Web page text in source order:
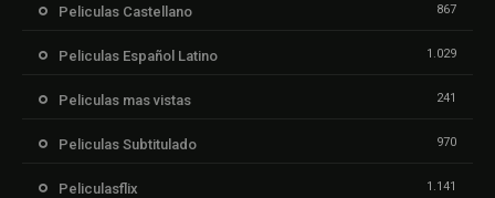
Peliculas Castellano 867
Peliculas Español Latino 1.029
Peliculas mas vistas 241
Peliculas Subtitulado 970
Peliculasflix 1.141